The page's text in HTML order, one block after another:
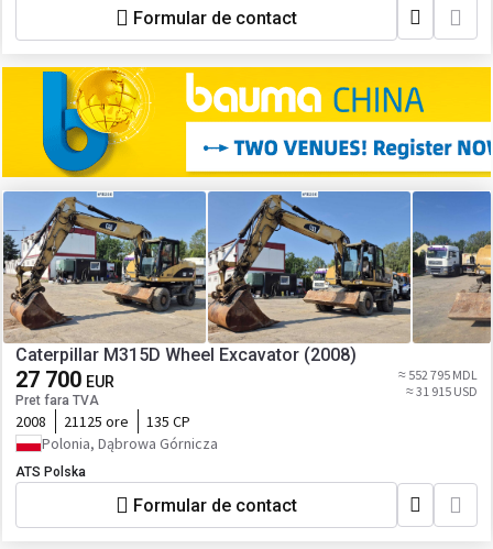
Formular de contact
Caterpillar M315D Wheel Excavator (2008)
27 700 EUR
Pret fara TVA
≈ 552 795 MDL
≈ 31 915 USD
2008 21125 ore
135 CP
Polonia, Dąbrowa Górnicza
ATS Polska
Formular de contact